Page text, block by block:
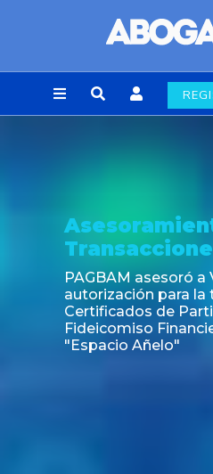
PAGBAM asesoró a
autorización para la
Certificados de
Fideicomiso
"Espacio Añelo"